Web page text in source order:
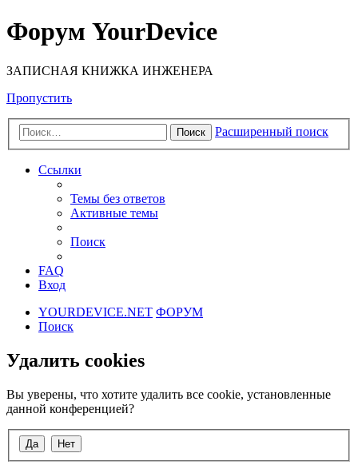
Форум YourDevice
ЗАПИСНАЯ КНИЖКА ИНЖЕНЕРА
Пропустить
Поиск Расширенный поиск
Ссылки
Темы без ответов
Активные темы
Поиск
FAQ
Вход
YOURDEVICE.NET ФОРУМ
Поиск
Удалить cookies
Вы уверены, что хотите удалить все cookie, установленные
данной конференцией?